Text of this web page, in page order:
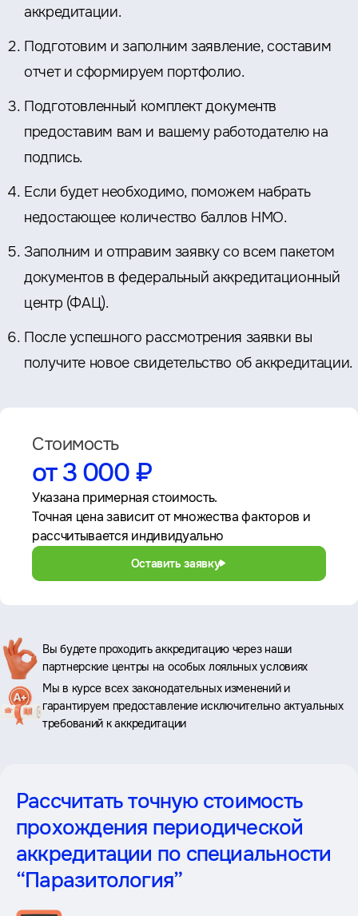
аккредитации.
Подготовим и заполним заявление, составим
отчет и сформируем портфолио.
Подготовленный комплект документв
предоставим вам и вашему работодателю на
подпись.
Если будет необходимо, поможем набрать
недостающее количество баллов НМО.
Заполним и отправим заявку со всем пакетом
документов в федеральный аккредитационный
центр (ФАЦ).
После успешного рассмотрения заявки вы
получите новое свидетельство об аккредитации.
Стоимость
от 3 000 ₽
Указана примерная стоимость.
Точная цена зависит от множества факторов и
рассчитывается индивидуально
Оставить заявку
Ключевые
преимущества
Вы будете проходить аккредитацию через наши
партнерские центры на особых лояльных условиях
Мы в курсе всех законодательных изменений и
гарантируем предоставление исключительно актуальных
требований к аккредитации
Рассчитать точную стоимость
прохождения периодической
аккредитации по специальности
“Паразитология”